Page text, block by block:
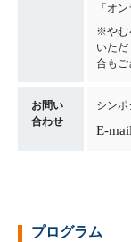
「オ
※やむ
いた
合もご
お問い
合わせ
シン
E-
プログラム